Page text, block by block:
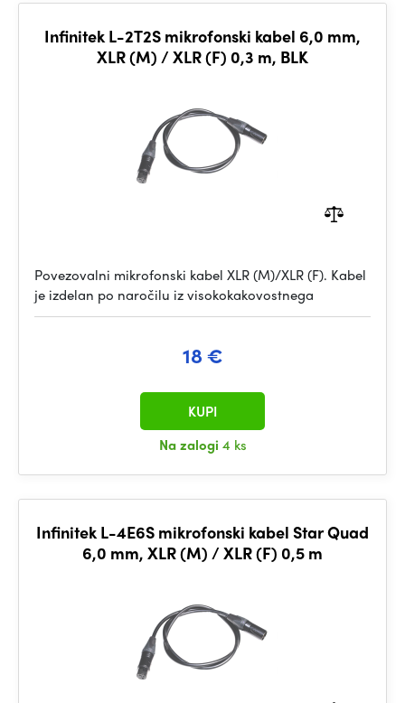
Infinitek L-2T2S mikrofonski kabel 6,0 mm,
XLR (M) / XLR (F) 0,3 m, BLK
Povezovalni mikrofonski kabel XLR (M)/XLR (F). Kabel
je izdelan po naročilu iz visokokakovostnega
18 €
Na zalogi 4 ks
KUPI
Infinitek L-4E6S mikrofonski kabel Star Quad
6,0 mm, XLR (M) / XLR (F) 0,5 m